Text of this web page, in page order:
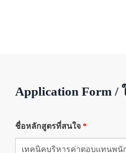
Application Form /
ชื่อหลักสูตรที่สนใจ *